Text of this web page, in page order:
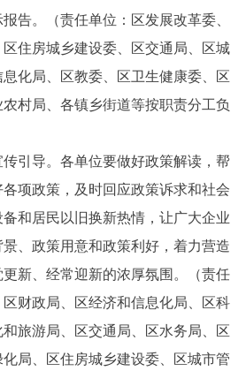
告。（责任单位：区发展改革委、
住房城乡建设委、区交通局、区城
化局、区教委、区卫生健康委、区
村局、各镇乡街道等按职责分工负
导。各单位要做好政策解读，帮
项政策，及时回应政策诉求和社会
和居民以旧换新热情，让广大企业
、政策用意和政策利好，着力营造
新、经常迎新的浓厚氛围。（责任
财政局、区经济和信息化局、区科
旅游局、区交通局、区水务局、区
局、区住房城乡建设委、区城市管